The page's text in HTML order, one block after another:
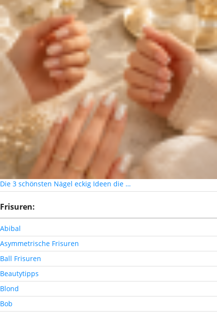
Die 3 schönsten Nägel eckig Ideen die …
Frisuren:
Abibal
Asymmetrische Frisuren
Ball Frisuren
Beautytipps
Blond
Bob